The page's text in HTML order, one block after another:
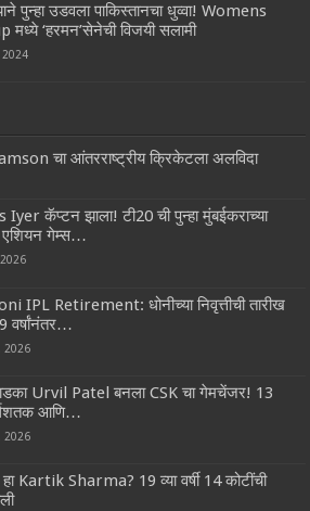
पुन्हा उडवला पाकिस्तानचा धुव्वा! Womens
मध्ये ‘हरमन’सेनेची विजयी सलामी
2024
चा आंतरराष्ट्रीय क्रिकेटला अलविदा
Iyer कॅप्टन झाला! टी20 ची पुन्हा मुंबईकराच्या
एशियन गेम्स…
2026
IPL Retirement: धोनीच्या निवृत्तीची तारीख
वर्षांनंतर…
2026
Urvil Patel बनला CSK चा गेमचेंजर! 13
आणि…
2026
Kartik Sharma? 19 व्या वर्षी 14 कोटींची